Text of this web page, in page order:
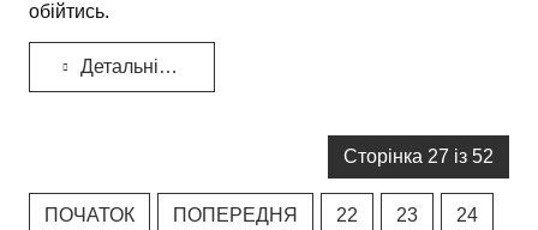
обійтись.
Детальніше...
Сторінка 27 із 52
ПОЧАТОК ПОПЕРЕДНЯ 22 23 24